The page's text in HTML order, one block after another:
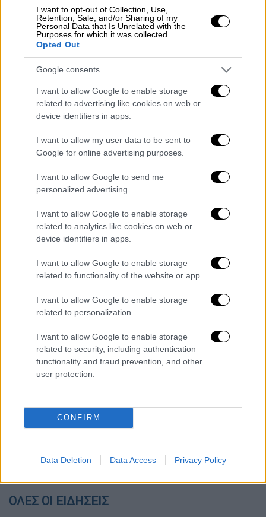
I want to opt-out of Collection, Use,
Retention, Sale, and/or Sharing of my
Personal Data that Is Unrelated with the
Purposes for which it was collected.
Opted Out
Google consents
I want to allow Google to enable storage
related to advertising like cookies on web or
device identifiers in apps.
I want to allow my user data to be sent to
Google for online advertising purposes.
I want to allow Google to send me
personalized advertising.
I want to allow Google to enable storage
related to analytics like cookies on web or
device identifiers in apps.
I want to allow Google to enable storage
related to functionality of the website or app.
I want to allow Google to enable storage
related to personalization.
I want to allow Google to enable storage
related to security, including authentication
functionality and fraud prevention, and other
user protection.
CONFIRM
Data Deletion Data Access Privacy Policy
Ευρώπης.
έκρηξη αυτή «θα πρέπει να μας θέσει
όλους σε συναγερμό», εκτιμά η διευθύντρια
του UNODC Γκάντα Ουάλι.
Η κεντρική και η δυτική Αφρική
διαδραματίζει εξάλλου αυξανόμενο ρόλο ως
ζώνη διαμετακόμισης. Επίσης όλο και
περισσότερη κοκαΐνη διέρχεται από τα
εδάφη της Τουρκίας και της Ελλάδας,
Ενώ η κατανάλωση του κρακ -ενός πολύ
καπνίζεται και έχει ονομασθεί «ναρκωτικό
του φτωχού»- είναι ήδη καλά τεκμηριωμένη
«μεγάλη αύξηση» των ανθρώπων που
εντάσσονται σε δομές απεξάρτησης στο
Βέλγιο, τη Γαλλία και την Ισπανία.
Τέλος στην έκθεση σημειώνεται ο
αντίκτυπος του πολέμου στην Ουκρανία σε
ό,τι αφορά τις διαδρομές του ναρκωτικού
αυτού. «Είναι πιθανό ξένες εγκληματικές
οργανώσεις», οι οποίες χρησιμοποιούσαν
αποφεύγουν τους ελέγχους στη δυτική
Ευρώπη, να μεταφέρουν «τις
Μαύρης Θάλασσας, στη Ρουμανία ή τη
ΟΛΕΣ ΟΙ ΕΙΔΗΣΕΙΣ